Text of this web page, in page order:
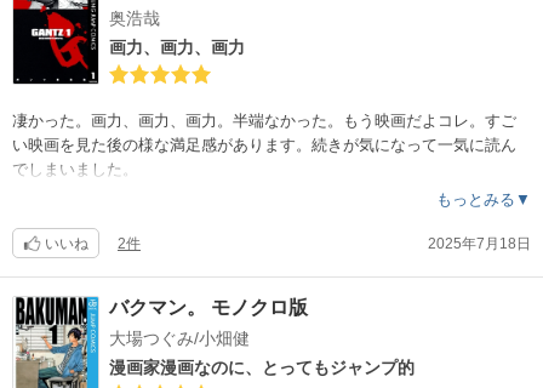
奥浩哉
画力、画力、画力
凄かった。画力、画力、画力。半端なかった。もう映画だよコレ。すご
い映画を見た後の様な満足感があります。続きが気になって一気に読ん
でしまいました。
もっとみる▼
いいね 2件 2025年7月18日
バクマン。 モノクロ版
大場つぐみ/小畑健
漫画家漫画なのに、とってもジャンプ的